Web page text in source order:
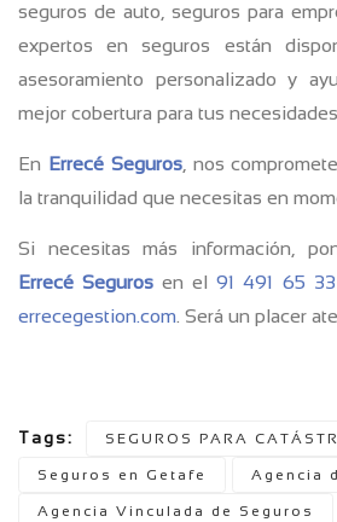
seguros de auto, seguros para
expertos en seguros están
asesoramiento personalizado y
mejor cobertura para tus
En Errecé Seguros, nos
la tranquilidad que necesitas en
Si necesitas más información,
Errecé Seguros en el91 491 65 33
errecegestion.com. Será un placer
Tags: SEGUROS PARA
Seguros en Getafe Agencia
Agencia Vinculada de Seguros